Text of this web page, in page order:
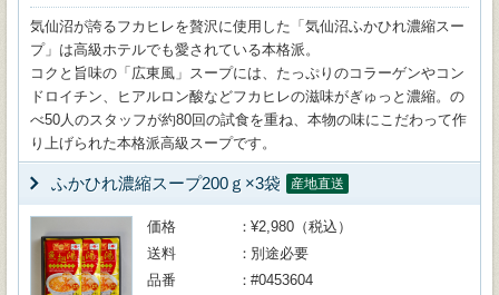
気仙沼が誇るフカヒレを贅沢に使用した「気仙沼ふかひれ濃縮スー
プ」は高級ホテルでも愛されている本格派。
コクと旨味の「広東風」スープには、たっぷりのコラーゲンやコン
ドロイチン、ヒアルロン酸などフカヒレの滋味がぎゅっと濃縮。の
べ50人のスタッフが約80回の試食を重ね、本物の味にこだわって作
り上げられた本格派高級スープです。
ふかひれ濃縮スープ200ｇ×3袋 産地直送
価格
¥2,980（税込）
送料
別途必要
品番
#0453604